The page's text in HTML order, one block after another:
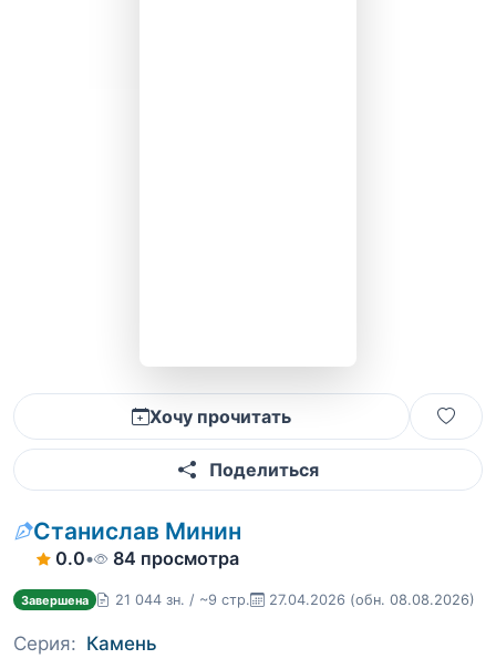
Хочу прочитать
Поделиться
Станислав Минин
0.0• 84 просмотра
Завершена 21 044 зн. / ~9 стр. 27.04.2026 (обн. 08.08.2026)
Серия: Камень